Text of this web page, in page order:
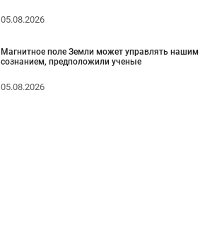
05.08.2026
Магнитное поле Земли может управлять нашим
сознанием, предположили ученые
05.08.2026